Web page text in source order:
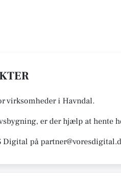
virksomheder i Havndal.
er der hjælp at hente
Digital på